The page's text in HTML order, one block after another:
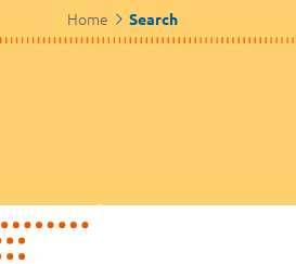
Home Search